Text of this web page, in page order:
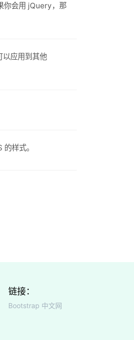
你会用 jQuery，那
应用到其他
样式。
链接：
Bootstrap 中文网